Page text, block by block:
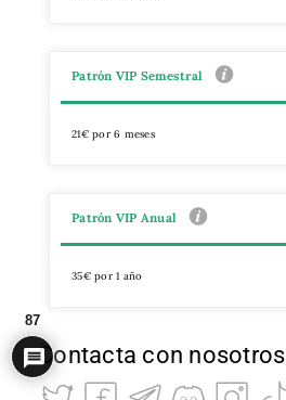
Patrón VIP Semestral
21€ por 6 meses
Patrón VIP Anual
35€ por 1 año
Contacta con nosotros
87